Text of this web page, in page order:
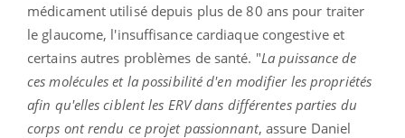
médicament utilisé depuis plus de 80 ans pour traiter
le glaucome, l'insuffisance cardiaque congestive et
certains autres problèmes de santé. "La puissance de
ces molécules et la possibilité d'en modifier les propriétés
afin qu'elles ciblent les ERV dans différentes parties du
corps ont rendu ce projet passionnant, assure Daniel